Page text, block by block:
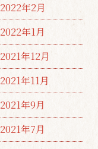
2022年2月
2022年1月
2021年12月
2021年11月
2021年9月
2021年7月